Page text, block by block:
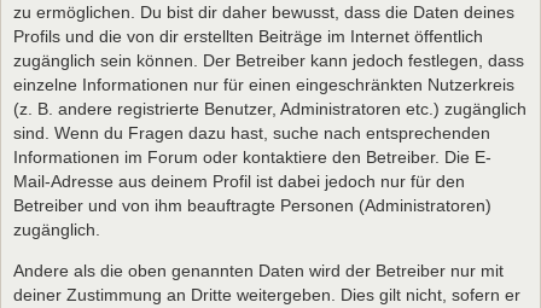
zu ermöglichen. Du bist dir daher bewusst, dass die Daten deines
Profils und die von dir erstellten Beiträge im Internet öffentlich
zugänglich sein können. Der Betreiber kann jedoch festlegen, dass
einzelne Informationen nur für einen eingeschränkten Nutzerkreis
(z. B. andere registrierte Benutzer, Administratoren etc.) zugänglich
sind. Wenn du Fragen dazu hast, suche nach entsprechenden
Informationen im Forum oder kontaktiere den Betreiber. Die E-
Mail-Adresse aus deinem Profil ist dabei jedoch nur für den
Betreiber und von ihm beauftragte Personen (Administratoren)
zugänglich.
Andere als die oben genannten Daten wird der Betreiber nur mit
deiner Zustimmung an Dritte weitergeben. Dies gilt nicht, sofern er